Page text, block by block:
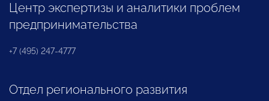
Центр экспертизы и аналитики проблем
предпринимательства
+7 (495) 247-4777
Отдел регионального развития